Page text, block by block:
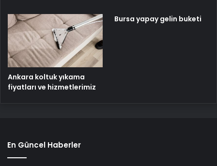
Ankara koltuk yıkama
fiyatları ve hizmetlerimiz
Bursa yapay gelin buketi
En Güncel Haberler